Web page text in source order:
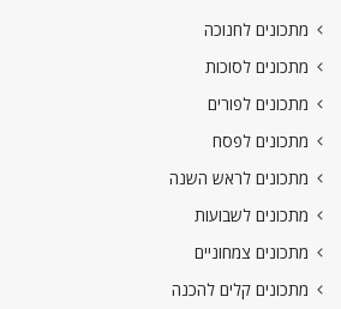
מתכונים לחנוכה
מתכונים לסוכות
מתכונים לפורים
מתכונים לפסח
מתכונים לראש השנה
מתכונים לשבועות
מתכונים צמחוניים
מתכונים קלים להכנה